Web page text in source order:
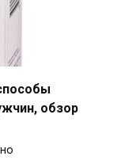
обзор